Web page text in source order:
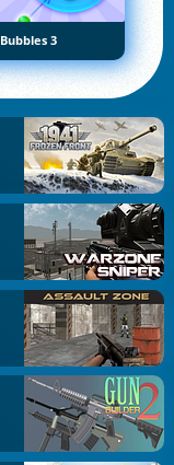
Bubbles 3